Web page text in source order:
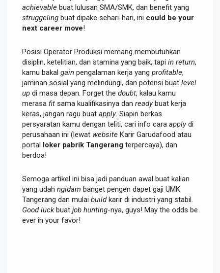
achievable buat lulusan SMA/SMK, dan benefit yang
struggeling buat dipake sehari-hari, ini could be your
next career move!
Posisi Operator Produksi memang membutuhkan
disiplin, ketelitian, dan stamina yang baik, tapi in return,
kamu bakal gain pengalaman kerja yang profitable,
jaminan sosial yang melindungi, dan potensi buat level
up di masa depan. Forget the doubt, kalau kamu
merasa fit sama kualifikasinya dan readybuat kerja
keras, jangan ragu buat apply. Siapin berkas
persyaratan kamu dengan teliti, cari info cara applydi
perusahaan ini (lewat website Karir Garudafood atau
portal loker pabrik Tangerang terpercaya), dan
berdoa!
Semoga artikel ini bisa jadi panduan awal buat kalian
yang udah ngidam banget pengen dapet gaji UMK
Tangerang dan mulai buildkarir di industri yang stabil.
Good luckbuat job hunting-nya, guys! May the odds be
ever in your favor!